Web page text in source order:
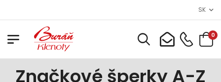
SK
0
Značkové šperky A-Z